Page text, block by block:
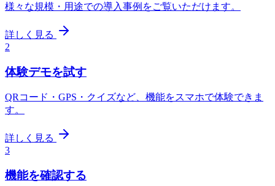
様々な規模・用途での導入事例をご覧いただけます。
詳しく見る
2
体験デモを試す
QRコード・GPS・クイズなど、機能をスマホで体験できま
す。
詳しく見る
3
機能を確認する